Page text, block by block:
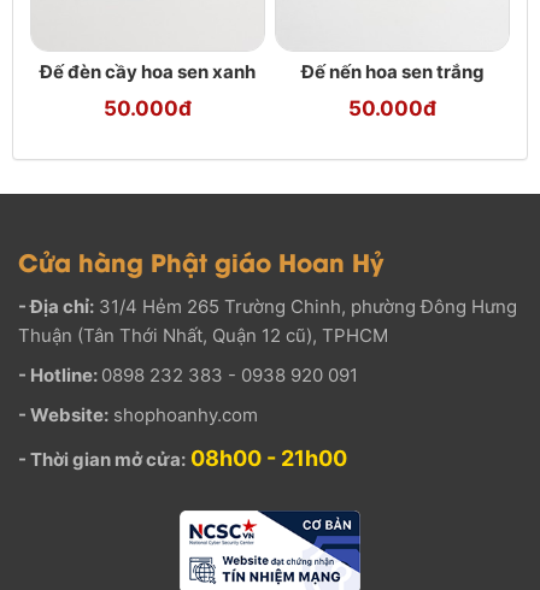
Đế đèn cầy hoa sen xanh
50.000đ
Đế nến hoa sen trắng
50.000đ
Cửa hàng Phật giáo Hoan Hỷ
- Địa chỉ: 31/4 Hẻm 265 Trường Chinh, phường Đông Hưng
Thuận (Tân Thới Nhất, Quận 12 cũ), TPHCM
- Hotline: 0898 232 383 - 0938 920 091
- Website: shophoanhy.com
- Thời gian mở cửa: 08h00 - 21h00